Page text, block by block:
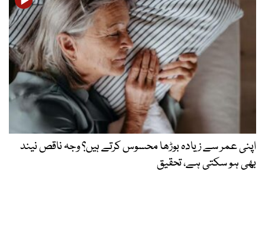
اپنی عمر سے زیادہ بوڑھا محسوس کرتے ہیں؟ وجہ ناقص نیند
بھی ہو سکتی ہے، تحقیق